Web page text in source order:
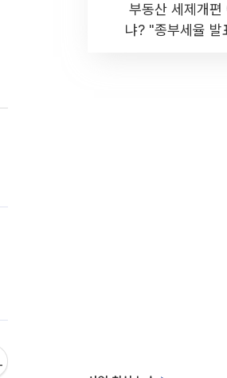
부동산 세제개편
냐? "종부세율 발